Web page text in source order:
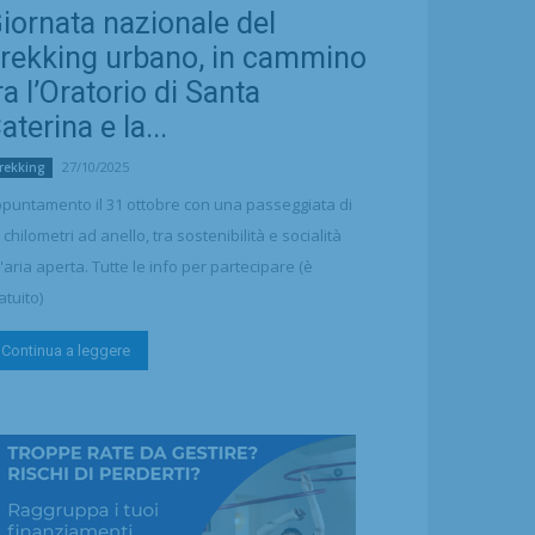
nazionale del
urbano, in cammino
l’Oratorio di Santa
e la...
27/10/2025
il 31 ottobre con una passeggiata di
chilometri ad anello, tra sostenibilità e socialità
aperta. Tutte le info per partecipare (è
Continua a leggere